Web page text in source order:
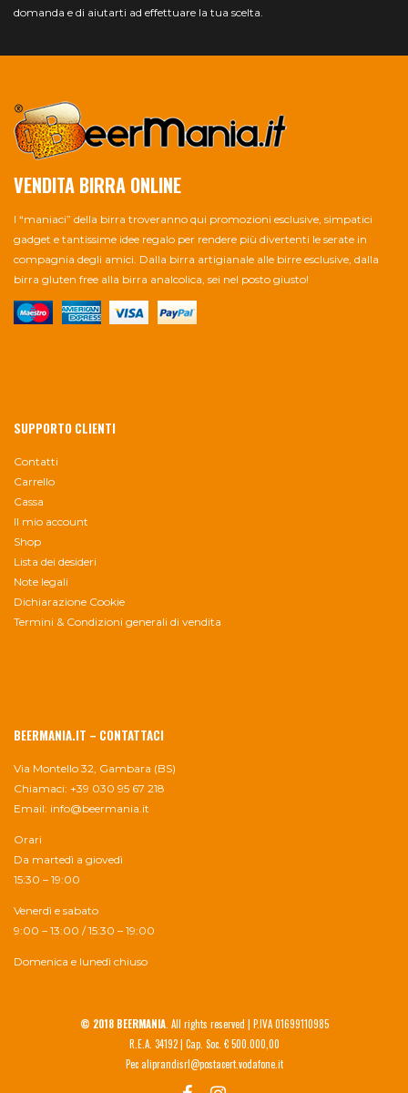
domanda e di aiutarti ad effettuare la tua scelta.
VENDITA BIRRA ONLINE
I “maniaci” della birra troveranno qui promozioni esclusive, simpatici
gadget e tantissime idee regalo per rendere più divertenti le serate in
compagnia degli amici. Dalla birra artigianale alle birre esclusive, dalla
birra gluten free alla birra analcolica, sei nel posto giusto!
SUPPORTO CLIENTI
Contatti
Carrello
Cassa
Il mio account
Shop
Lista dei desideri
Note legali
Dichiarazione Cookie
Termini & Condizioni generali di vendita
BEERMANIA.IT – CONTATTACI
Via Montello 32, Gambara (BS)
Chiamaci: +39 030 95 67 218
Email: info@beermania.it
Orari
Da martedì a giovedì
15:30 – 19:00
Venerdì e sabato
9:00 – 13:00 / 15:30 – 19:00
Domenica e lunedì chiuso
© 2018 BEERMANIA. All rights reserved | P.IVA 01699110985
R.E.A. 34192 | Cap. Soc. € 500.000,00
Pec aliprandisrl@postacert.vodafone.it